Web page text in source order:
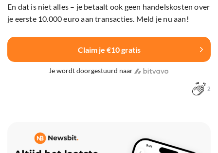
En dat is niet alles – je betaalt ook geen handelskosten over
je eerste 10.000 euro aan transacties. Meld je nu aan!
Claim je €10 gratis
Je wordt doorgestuurd naar
2